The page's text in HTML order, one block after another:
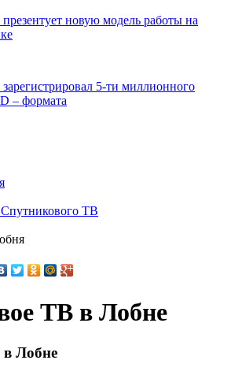
новую модель работы на
5-ти миллионного
– формата
ТВ
ТВ в Лобне
Лобне